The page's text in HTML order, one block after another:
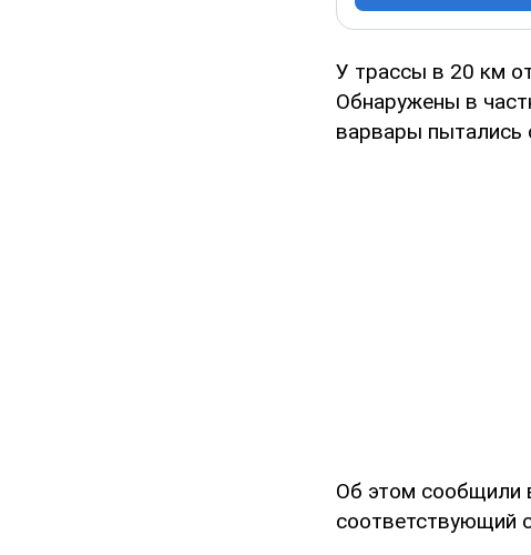
У трассы в 20 км
Обнаружены в
варвары пытались
Об этом сообщили
соответствующий